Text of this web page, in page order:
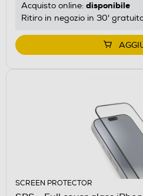
Acquisto online: disponibile
Ritiro in negozio in 30'
SCREEN PROTECTOR